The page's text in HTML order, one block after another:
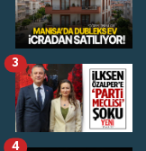
3
4